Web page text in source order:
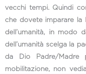
vecchi tempi. Quindi
che dovete imparare la
dell’umanità, in modo
dell’umanità scelga la
da Dio Padre/Madre
mobilitazione, non